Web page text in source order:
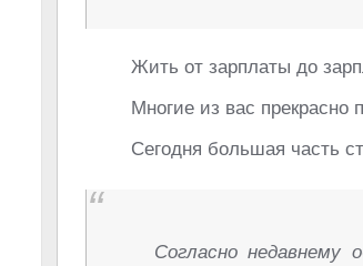
Жить от зарплаты до
Многие из вас прекрасно
Сегодня большая часть
Согласно недавнему